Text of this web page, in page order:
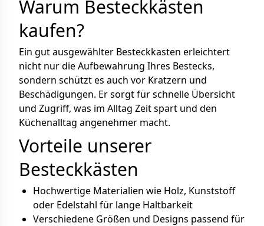
Warum Besteckkästen
kaufen?
Ein gut ausgewählter Besteckkasten erleichtert
nicht nur die Aufbewahrung Ihres Bestecks,
sondern schützt es auch vor Kratzern und
Beschädigungen. Er sorgt für schnelle Übersicht
und Zugriff, was im Alltag Zeit spart und den
Küchenalltag angenehmer macht.
Vorteile unserer
Besteckkästen
Hochwertige Materialien wie Holz, Kunststoff
oder Edelstahl für lange Haltbarkeit
Verschiedene Größen und Designs passend für